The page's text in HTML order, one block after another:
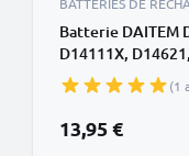
Batterie DAITEM
D14111X,
DP8111X,
260-21D, 701-
de CELLONIC
(1
13,95 €